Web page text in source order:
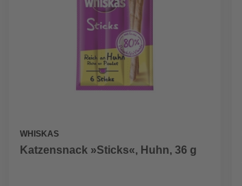
WHISKAS
Katzensnack »Sticks«, Huhn, 36 g